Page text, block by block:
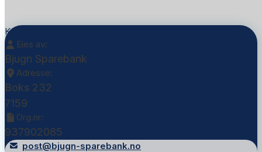
Kontakt Bjugn Sparebank
Eies av:
Bjugn Sparebank
Adresse:
Boks 232
7159
Org.nr:
937902085
post@bjugn-sparebank.no